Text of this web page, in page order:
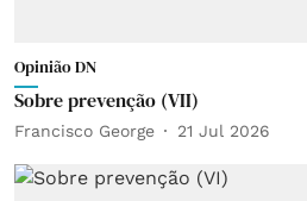
Opinião DN
Sobre prevenção (VII)
Francisco George 21 Jul 2026